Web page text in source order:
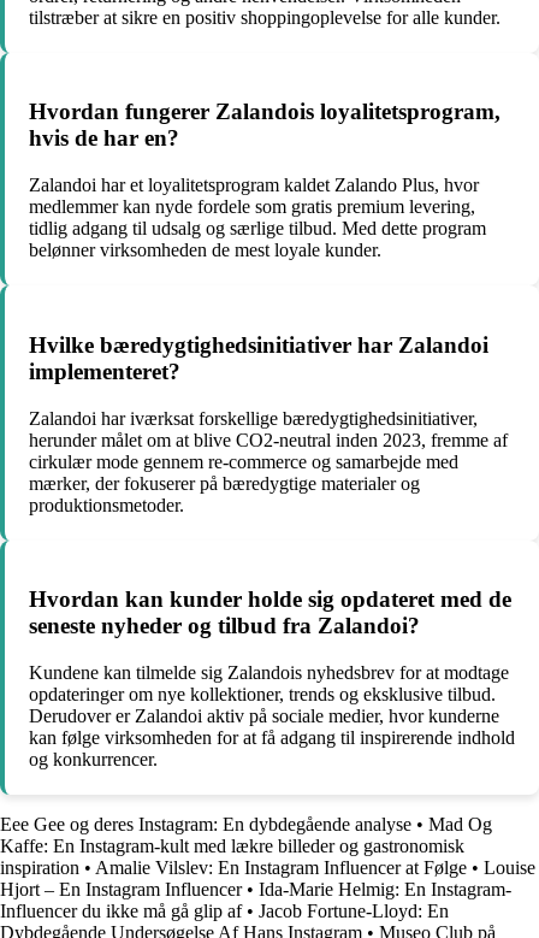
tilstræber at sikre en positiv shoppingoplevelse for alle kunder.
Hvordan fungerer Zalandois loyalitetsprogram,
hvis de har en?
Zalandoi har et loyalitetsprogram kaldet Zalando Plus, hvor
medlemmer kan nyde fordele som gratis premium levering,
tidlig adgang til udsalg og særlige tilbud. Med dette program
belønner virksomheden de mest loyale kunder.
Hvilke bæredygtighedsinitiativer har Zalandoi
implementeret?
Zalandoi har iværksat forskellige bæredygtighedsinitiativer,
herunder målet om at blive CO2-neutral inden 2023, fremme af
cirkulær mode gennem re-commerce og samarbejde med
mærker, der fokuserer på bæredygtige materialer og
produktionsmetoder.
Hvordan kan kunder holde sig opdateret med de
seneste nyheder og tilbud fra Zalandoi?
Kundene kan tilmelde sig Zalandois nyhedsbrev for at modtage
opdateringer om nye kollektioner, trends og eksklusive tilbud.
Derudover er Zalandoi aktiv på sociale medier, hvor kunderne
kan følge virksomheden for at få adgang til inspirerende indhold
og konkurrencer.
Eee Gee og deres Instagram: En dybdegående analyse • Mad Og
Kaffe: En Instagram-kult med lækre billeder og gastronomisk
inspiration • Amalie Vilslev: En Instagram Influencer at Følge • Louise
Hjort – En Instagram Influencer• Ida-Marie Helmig: En Instagram-
Influencer du ikke må gå glip af• Jacob Fortune-Lloyd: En
Dybdegående Undersøgelse Af Hans Instagram • Museo Club på